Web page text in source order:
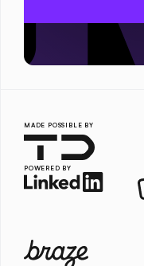
MADE POSSIBLE BY
POWERED BY